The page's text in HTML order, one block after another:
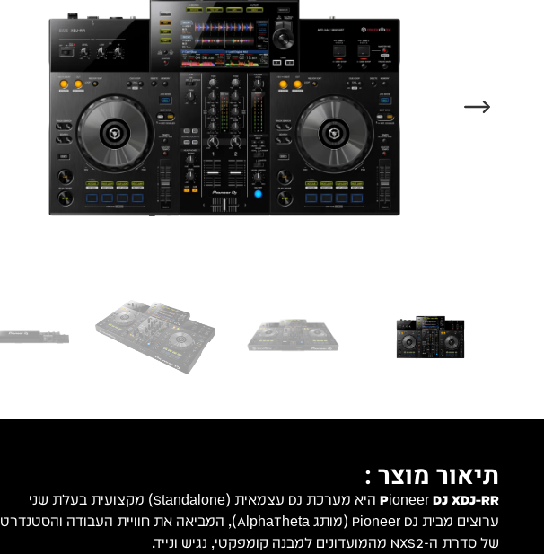
תיאור מוצר :
Pioneer DJ XDJ-RR
היא מערכת DJ עצמאית (Standalone) מקצועית בעלת שני
ערוצים מבית Pioneer DJ (מותג AlphaTheta), המביאה את חוויית העבודה והסטנדרט
של סדרת ה-NXS2 מהמועדונים למבנה קומפקטי, נגיש ונייד.